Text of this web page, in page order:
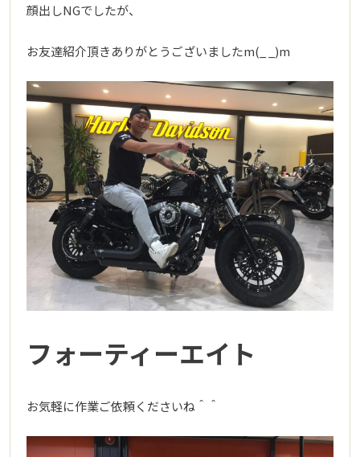
顔出しNGでしたが、
お友達紹介頂きありがとうございましたm(_ _)m
フォーティーエイト
お気軽に作業ご依頼くださいね＾＾